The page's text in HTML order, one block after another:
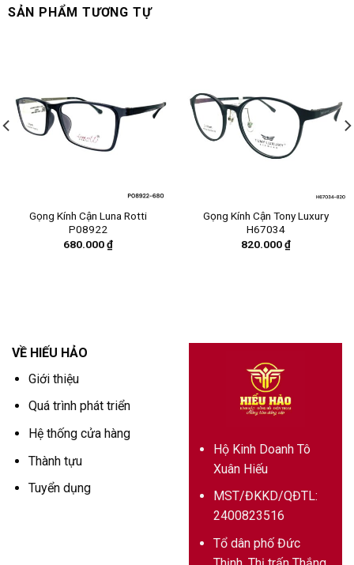
SẢN PHẨM TƯƠNG TỰ
Gọng Kính Cận Luna Rotti
P08922
680.000₫
Gọng Kính Cận Tony Luxury
H67034
820.000₫
VỀ HIẾU HẢO
Giới thiệu
Quá trình phát triển
Hệ thống cửa hàng
Thành tựu
Tuyển dụng
Hộ Kinh Doanh Tô
Xuân Hiếu
MST/ĐKKD/QĐTL:
2400823516
Tổ dân phố Đức